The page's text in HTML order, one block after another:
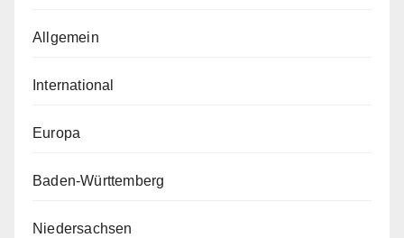
Allgemein
International
Europa
Baden-Württemberg
Niedersachsen